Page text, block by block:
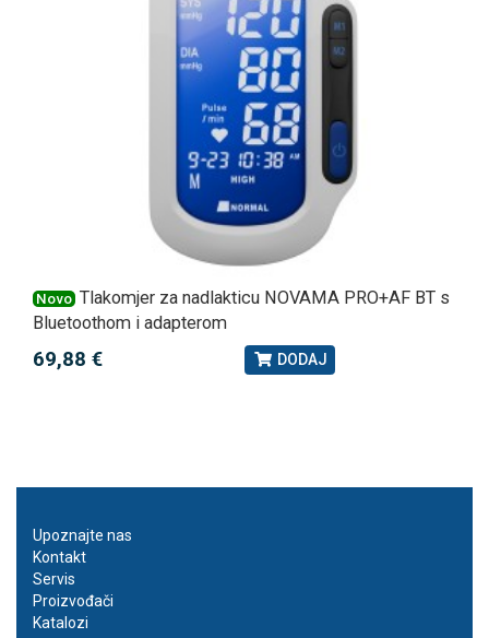
Novo Tlakomjer za nadlakticu NOVAMA PRO+AF BT s
Bluetoothom i adapterom
69,88 € DODAJ
Upoznajte nas
Kontakt
Servis
Proizvođači
Katalozi